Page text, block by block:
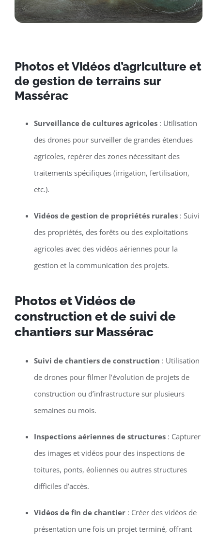
Photos et Vidéos d’agriculture et
de gestion de terrains sur
Massérac
Surveillance de cultures agricoles: Utilisation
des drones pour surveiller de grandes étendues
agricoles, repérer des zones nécessitant des
traitements spécifiques (irrigation, fertilisation,
etc.).
Vidéos de gestion de propriétés rurales: Suivi
des propriétés, des forêts ou des exploitations
agricoles avec des vidéos aériennes pour la
gestion et la communication des projets.
Photos et Vidéos de
construction et de suivi de
chantiers sur Massérac
Suivi de chantiers de construction : Utilisation
de drones pour filmer l’évolution de projets de
construction ou d’infrastructure sur plusieurs
semaines ou mois.
Inspections aériennes de structures: Capturer
des images et vidéos pour des inspections de
toitures, ponts, éoliennes ou autres structures
difficiles d’accès.
Vidéos de fin de chantier: Créer des vidéos de
présentation une fois un projet terminé, offrant